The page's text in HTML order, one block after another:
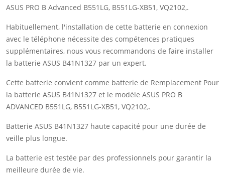
ASUS PRO B Advanced B551LG, B551LG-XB51, VQ2102,.
Habituellement, l'installation de cette batterie en connexion
avec le téléphone nécessite des compétences pratiques
supplémentaires, nous vous recommandons de faire installer
la batterie ASUS B41N1327 par un expert.
Cette batterie convient comme batterie de Remplacement Pour
la batterie ASUS B41N1327 et le modèle ASUS PRO B
ADVANCED B551LG, B551LG-XB51, VQ2102,.
Batterie ASUS B41N1327 haute capacité pour une durée de
veille plus longue.
La batterie est testée par des professionnels pour garantir la
meilleure durée de vie.